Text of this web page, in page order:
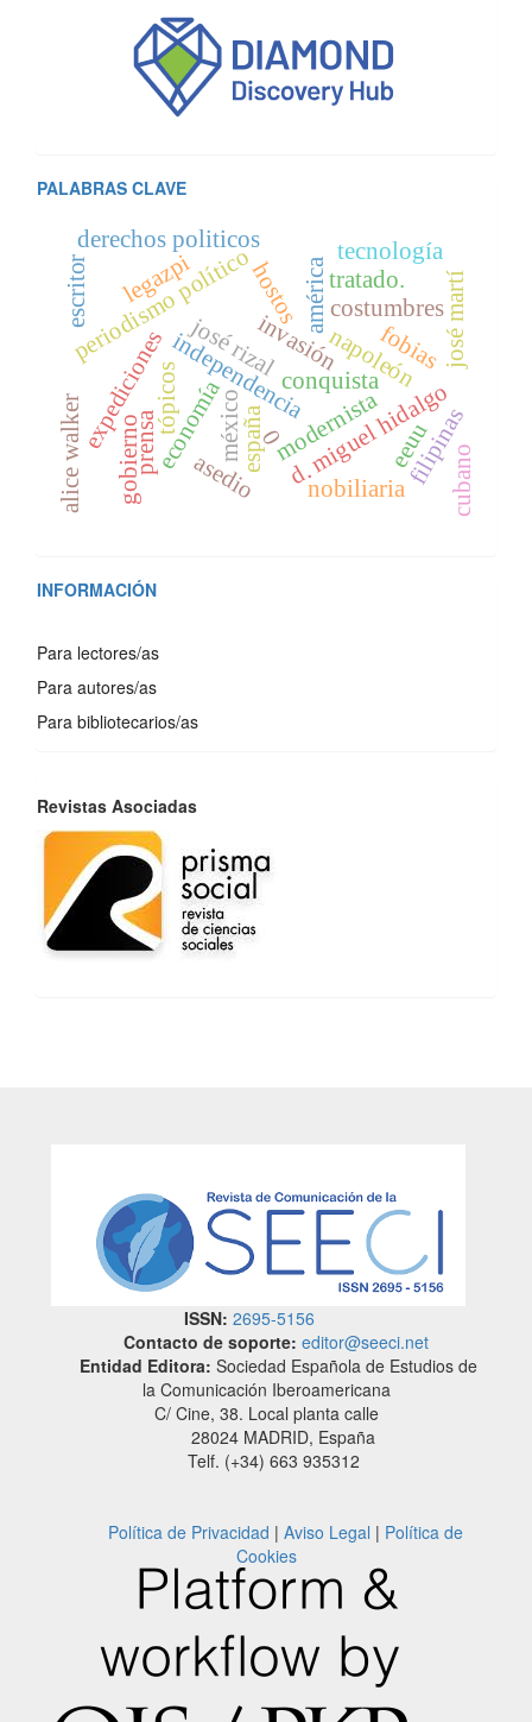
PALABRAS CLAVE
napoleón
conquista
invasión
independencia
américa
méxico d. miguel hidalgo
filipinas
españa
costumbres
economía
hostos
periodismo político josé martí
josé rizal
derechos politicos
expediciones
legazpi
fobias
tópicos
asedio
tratado.
prensa 0
gobierno
escritor
modernista
cubano
nobiliaria
tecnología
eeuu
alice walker
INFORMACIÓN
Para lectores/as
Para autores/as
Para bibliotecarios/as
Revistas Asociadas
ISSN: 2695-5156
Contacto de soporte: editor@seeci.net
Entidad Editora: Sociedad Española de Estudios de
la Comunicación Iberoamericana
C/ Cine, 38. Local planta calle
28024 MADRID, España
Telf. (+34) 663 935312
Política de Privacidad | Aviso Legal | Política de
Cookies